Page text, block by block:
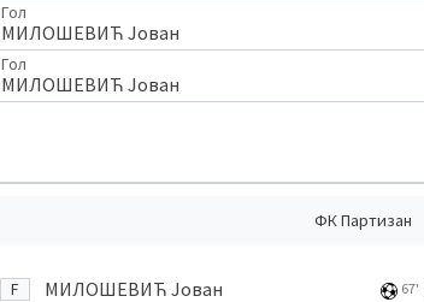
Гол
МИЛОШЕВИЋ Јован
Гол
МИЛОШЕВИЋ Јован
ФК Партизан
F МИЛОШЕВИЋ Јован 67'